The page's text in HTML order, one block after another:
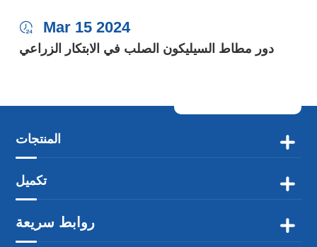
 Mar 15 2024
دور مطاط السيليكون الصلب في الابتكار الزراعي
المنتجات 
تكميل 
روابط سريعة 